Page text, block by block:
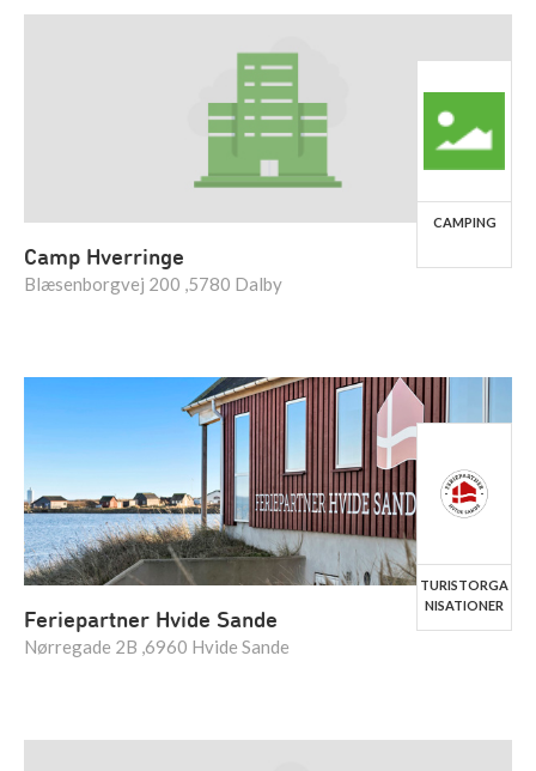
Camp Hverringe
Blæsenborgvej 200 ,5780 Dalby
CAMPING
Feriepartner Hvide Sande
Nørregade 2B ,6960 Hvide Sande
TURISTORGA
NISATIONER